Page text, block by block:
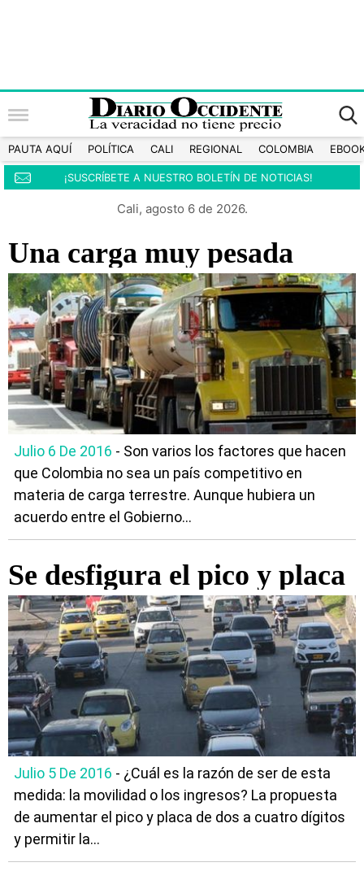
PAUTA AQUÍ POLÍTICA CALI REGIONAL COLOMBIA
¡SUSCRÍBETE A NUESTRO BOLETÍN DE NOTICIAS!
Cali, agosto 6 de 2026.
Una carga muy pesada
Julio 6 De 2016 - Son varios los factores que hacen
que Colombia no sea un país competitivo en
materia de carga terrestre. Aunque hubiera un
acuerdo entre el Gobierno...
Se desfigura el pico y placa
Julio 5 De 2016 - ¿Cuál es la razón de ser de esta
medida: la movilidad o los ingresos? La propuesta
de aumentar el pico y placa de dos a cuatro dígitos
y permitir la...